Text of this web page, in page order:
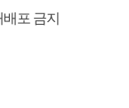
포 금지